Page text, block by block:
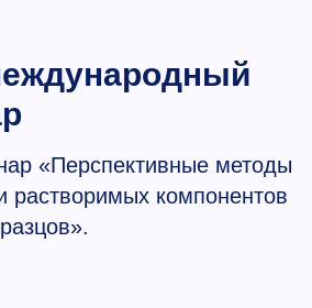
«Перспективные методы
растворимых компонентов